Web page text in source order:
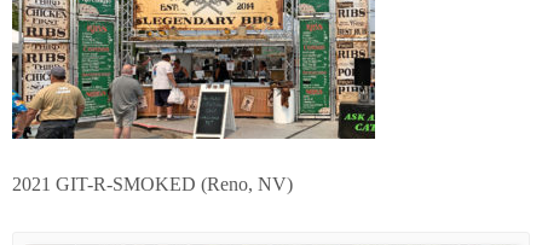
2021 GIT-R-SMOKED (Reno, NV)